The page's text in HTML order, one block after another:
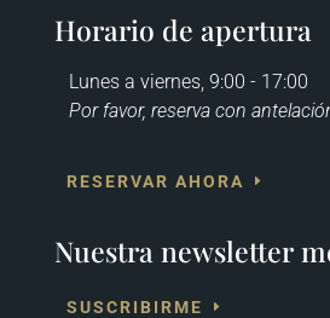
Horario de apertura
Lunes a viernes, 9:00 - 17:00
Por favor, reserva con
RESERVAR AHORA
Nuestra newsletter
SUSCRIBIRME